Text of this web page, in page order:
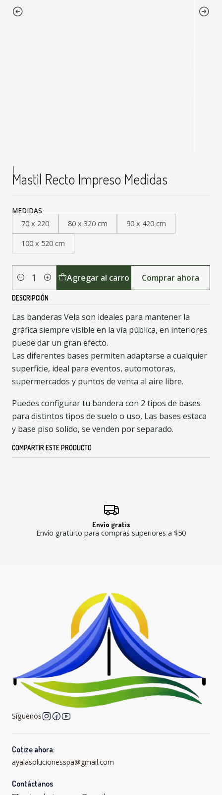
|
Mastil Recto Impreso Medidas
MEDIDAS
70 x 220
80 x 320 cm 90 x 420 cm
100 x 520 cm
Cantidad Agregar al carro Comprar ahora
DESCRIPCIÓN
Las banderas Vela son ideales para mantener la
gráfica siempre visible en la vía pública, en interiores
puede dar un gran efecto.
Las diferentes bases permiten adaptarse a cualquier
superficie, ideal para eventos, automotoras,
supermercados y puntos de venta al aire libre.
Puedes configurar tu bandera con 2 tipos de bases
para distintos tipos de suelo o uso, Las bases estaca
y base piso solido, se venden por separado.
COMPARTIR ESTE PRODUCTO
Envío gratis
Envío gratuito para compras superiores a $50
Síguenos
Cotize ahora:
ayalasolucionesspa@gmail.com
Contáctanos